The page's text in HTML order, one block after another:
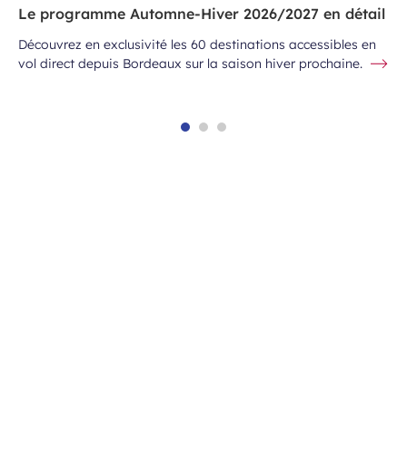
Le programme Automne-Hiver 2026/2027 en détail
Découvrez en exclusivité les 60 destinations accessibles en
vol direct depuis Bordeaux sur la saison hiver prochaine.